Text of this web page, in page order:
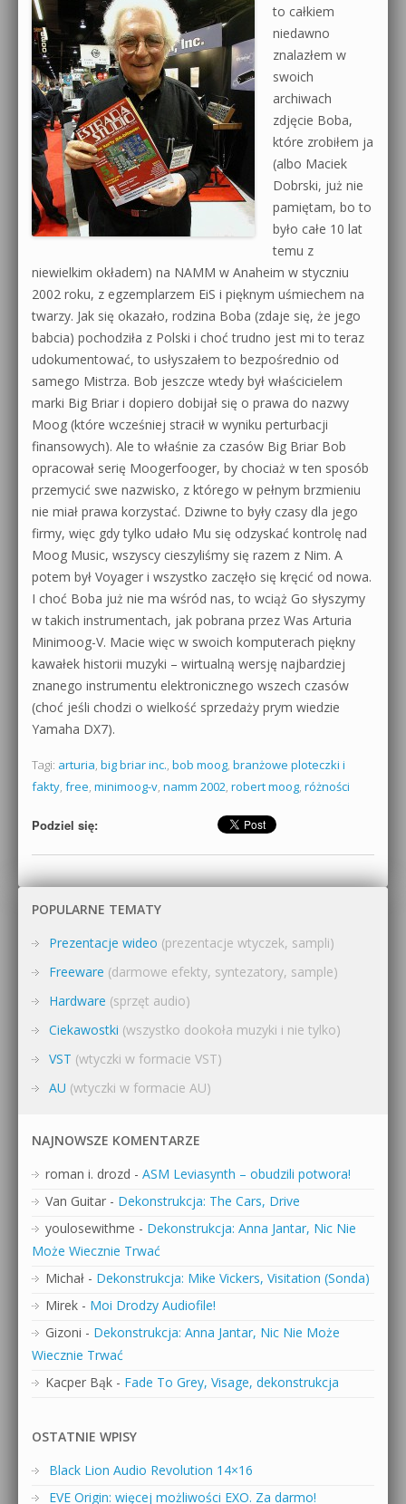
to całkiem
niedawno
znalazłem w
swoich
archiwach
zdjęcie Boba,
które zrobiłem ja
(albo Maciek
Dobrski, już nie
pamiętam, bo to
było całe 10 lat
temu z
niewielkim okładem) na NAMM w Anaheim w styczniu
2002 roku, z egzemplarzem EiS i pięknym uśmiechem na
twarzy. Jak się okazało, rodzina Boba (zdaje się, że jego
babcia) pochodziła z Polski i choć trudno jest mi to teraz
udokumentować, to usłyszałem to bezpośrednio od
samego Mistrza. Bob jeszcze wtedy był właścicielem
marki Big Briar i dopiero dobijał się o prawa do nazwy
Moog (które wcześniej stracił w wyniku perturbacji
finansowych). Ale to właśnie za czasów Big Briar Bob
opracował serię Moogerfooger, by chociaż w ten sposób
przemycić swe nazwisko, z którego w pełnym brzmieniu
nie miał prawa korzystać. Dziwne to były czasy dla jego
firmy, więc gdy tylko udało Mu się odzyskać kontrolę nad
Moog Music, wszyscy cieszyliśmy się razem z Nim. A
potem był Voyager i wszystko zaczęło się kręcić od nowa.
I choć Boba już nie ma wśród nas, to wciąż Go słyszymy
w takich instrumentach, jak pobrana przez Was Arturia
Minimoog-V. Macie więc w swoich komputerach piękny
kawałek historii muzyki – wirtualną wersję najbardziej
znanego instrumentu elektronicznego wszech czasów
(choć jeśli chodzi o wielkość sprzedaży prym wiedzie
Yamaha DX7).
Tagi: arturia, big briar inc., bob moog, branżowe ploteczki i
fakty, free, minimoog-v, namm 2002, robert moog, różności
Podziel się:
POPULARNE TEMATY
Prezentacje wideo (prezentacje wtyczek, sampli)
Freeware (darmowe efekty, syntezatory, sample)
Hardware (sprzęt audio)
Ciekawostki (wszystko dookoła muzyki i nie tylko)
VST (wtyczki w formacie VST)
AU (wtyczki w formacie AU)
NAJNOWSZE KOMENTARZE
roman i. drozd - ASM Leviasynth – obudzili potwora!
Van Guitar - Dekonstrukcja: The Cars, Drive
youlosewithme - Dekonstrukcja: Anna Jantar, Nic Nie
Może Wiecznie Trwać
Michał - Dekonstrukcja: Mike Vickers, Visitation (Sonda)
Mirek - Moi Drodzy Audiofile!
Gizoni - Dekonstrukcja: Anna Jantar, Nic Nie Może
Wiecznie Trwać
Kacper Bąk - Fade To Grey, Visage, dekonstrukcja
OSTATNIE WPISY
Black Lion Audio Revolution 14×16
EVE Origin: więcej możliwości EXO. Za darmo!